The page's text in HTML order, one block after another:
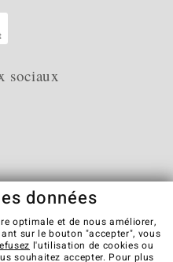
sociaux
données
Cookies
données
optimale et de nous améliorer,
sur le bouton "accepter", vous
l'utilisation de cookies ou
souhaitez accepter. Pour plus